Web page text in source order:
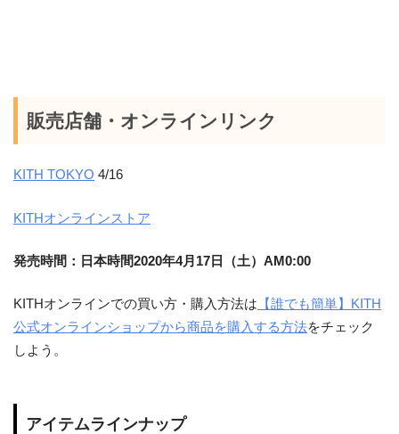
販売店舗・オンラインリンク
KITH TOKYO 4/16
KITHオンラインストア
発売時間：日本時間2020年4月17日（土）AM0:00
KITHオンラインでの買い方・購入方法は 【誰でも簡単】KITH
公式オンラインショップから商品を購入する方法をチェック
しよう。
アイテムラインナップ